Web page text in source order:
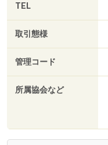
TEL
取引態様
管理コード
所属協会など